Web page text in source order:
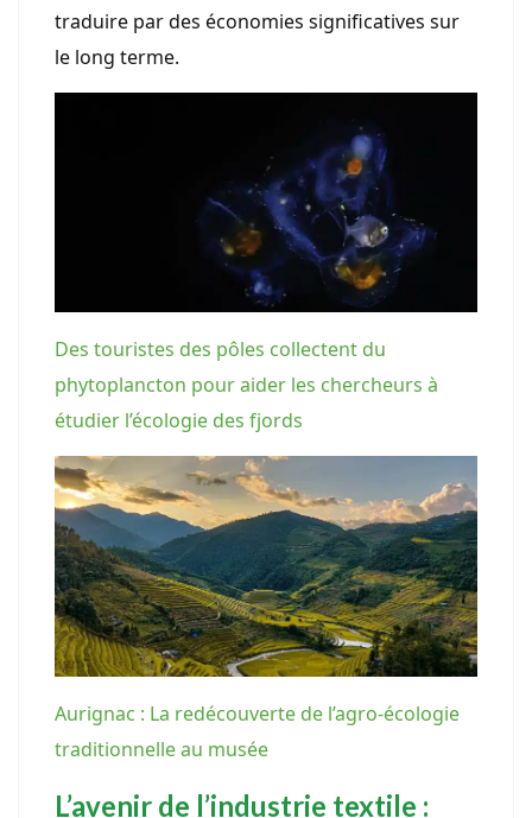
traduire par des économies significatives sur
le long terme.
Des touristes des pôles collectent du
phytoplancton pour aider les chercheurs à
étudier l’écologie des fjords
Aurignac : La redécouverte de l’agro-écologie
traditionnelle au musée
L’avenir de l’industrie textile :